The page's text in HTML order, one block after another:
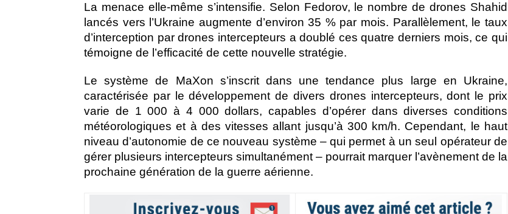
La menace elle-même s’intensifie. Selon Fedorov, le nombre de drones Shahid
lancés vers l’Ukraine augmente d’environ 35 % par mois. Parallèlement, le taux
d’interception par drones intercepteurs a doublé ces quatre derniers mois, ce qui
témoigne de l’efficacité de cette nouvelle stratégie.
Le système de MaXon s’inscrit dans une tendance plus large en Ukraine,
caractérisée par le développement de divers drones intercepteurs, dont le prix
varie de 1 000 à 4 000 dollars, capables d’opérer dans diverses conditions
météorologiques et à des vitesses allant jusqu’à 300 km/h. Cependant, le haut
niveau d’autonomie de ce nouveau système – qui permet à un seul opérateur de
gérer plusieurs intercepteurs simultanément – ​​pourrait marquer l’avènement de la
prochaine génération de la guerre aérienne.